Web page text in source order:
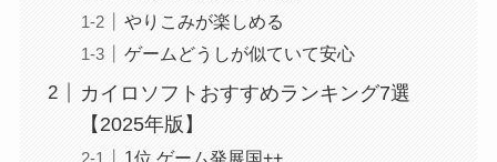
やりこみが楽しめる
ゲームどうしが似ていて安心
カイロソフトおすすめランキング7選
【2025年版】
1位 ゲーム発展国++